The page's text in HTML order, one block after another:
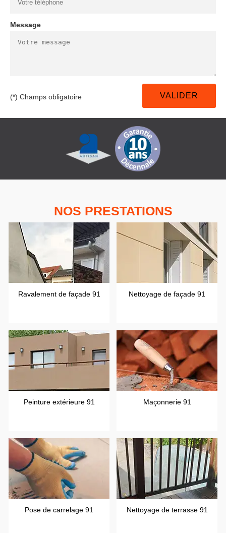
Message
(*) Champs obligatoire
NOS PRESTATIONS
Ravalement de façade 91 Nettoyage de façade 91
Peinture extérieure 91 Maçonnerie 91
Pose de carrelage 91 Nettoyage de terrasse 91